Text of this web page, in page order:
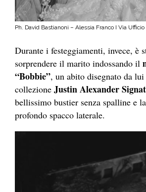
Ph. David Bastianoni – Alessia Franco I Via
Durante i festeggiamenti, invece, è
sorprendere il marito indossando il
“Bobbie”, un abito disegnato da lui
collezione Justin Alexander
bellissimo bustier senza spalline e
profondo spacco laterale.